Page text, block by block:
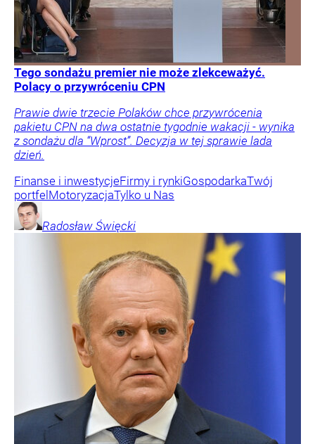
Tego sondażu premier nie może zlekceważyć.
Polacy o przywróceniu CPN
Prawie dwie trzecie Polaków chce przywrócenia
pakietu CPN na dwa ostatnie tygodnie wakacji - wynika
z sondażu dla “Wprost”. Decyzja w tej sprawie lada
dzień.
Finanse i inwestycjeFirmy i rynkiGospodarkaTwój
portfel MotoryzacjaTylko u Nas
Radosław Święcki